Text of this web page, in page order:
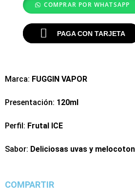
COMPRAR POR WHATSAPP
PAGA CON TARJETA
Marca: FUGGIN VAPOR
Presentación: 120ml
Perfil: Frutal ICE
Sabor: Deliciosas uvas y
COMPARTIR